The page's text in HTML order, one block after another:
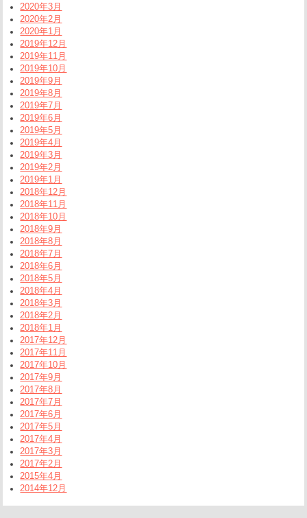
2020年3月
2020年2月
2020年1月
2019年12月
2019年11月
2019年10月
2019年9月
2019年8月
2019年7月
2019年6月
2019年5月
2019年4月
2019年3月
2019年2月
2019年1月
2018年12月
2018年11月
2018年10月
2018年9月
2018年8月
2018年7月
2018年6月
2018年5月
2018年4月
2018年3月
2018年2月
2018年1月
2017年12月
2017年11月
2017年10月
2017年9月
2017年8月
2017年7月
2017年6月
2017年5月
2017年4月
2017年3月
2017年2月
2015年4月
2014年12月